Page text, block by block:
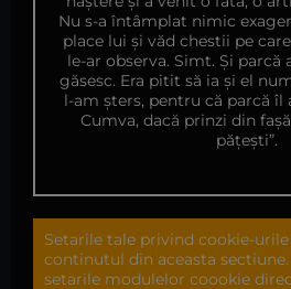
Nu s-a întâmplat nimic
place lui și văd chestii pe
le-ar observa. Simt. Și parcă
găsesc. Era pitit să ia și el
l-am șters, pentru că parcă îl
Cumva, dacă prinzi din
pățești”.
Setarile tale privind cookie-
continutul din aceasta
setarile modulelor coookie